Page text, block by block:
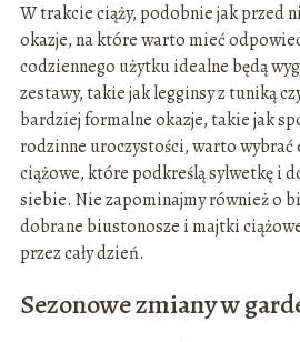
W trakcie ciąży, podobnie jak przed
okazje, na które warto mieć
codziennego użytku idealne będą
zestawy, takie jak legginsy z tuniką
bardziej formalne okazje, takie jak
rodzinne uroczystości, warto wybrać
ciążowe, które podkreślą sylwetkę i
siebie. Nie zapominajmy również o
dobrane biustonosze i majtki
przez cały dzień.
Sezonowe zmiany w